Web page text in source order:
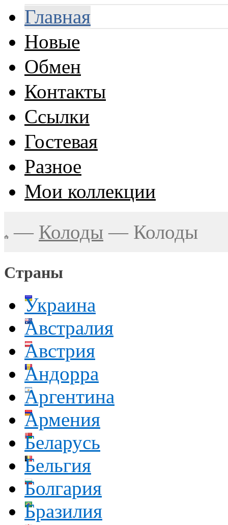
Главная
Новые
Обмен
Контакты
Ссылки
Гостевая
Разное
Мои коллекции
— Колоды — Колоды
Страны
Украина
Австралия
Австрия
Андорра
Аргентина
Армения
Беларусь
Бельгия
Болгария
Бразилия